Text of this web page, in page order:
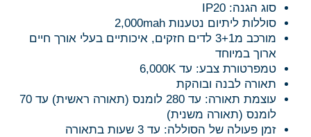
סוג הגנה: IP20
סוללות ליתיום נטענות 2,000mah
מורכב מ3+1 לדים חזקים, איכותיים בעלי אורך חיים
ארוך במיוחד
טמפרטורת צבע: עד 6,000K
תאורה לבנה ובוהקת
עוצמת תאורה: עד 280 לומנס (תאורה ראשית) עד 70
לומנס (תאורה משנית)
זמן פעולה של הסוללה: עד 3 שעות בתאורה